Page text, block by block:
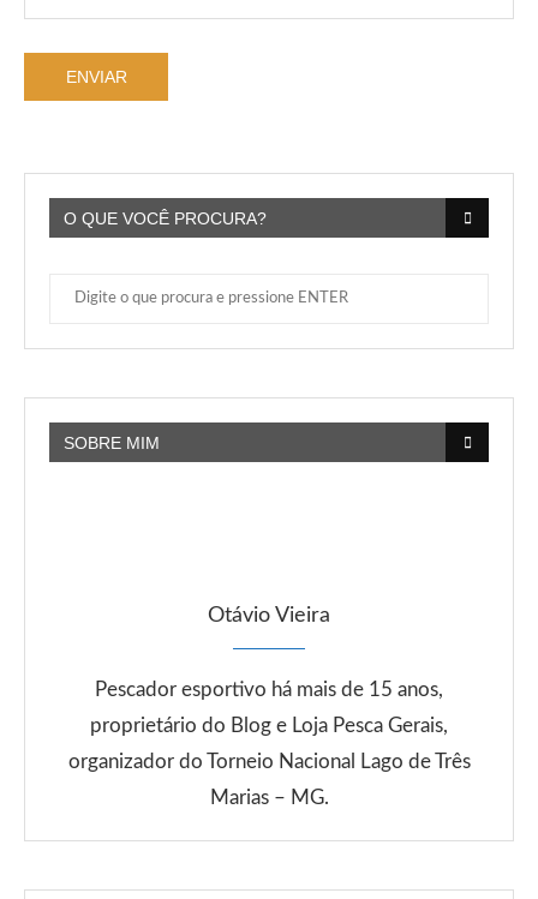
O QUE VOCÊ PROCURA?
SOBRE MIM
Otávio Vieira
Pescador esportivo há mais de 15 anos,
proprietário do Blog e Loja Pesca Gerais,
organizador do Torneio Nacional Lago de Três
Marias – MG.